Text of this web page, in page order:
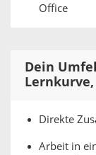
Office
Dein
Direkte
Arbeit in